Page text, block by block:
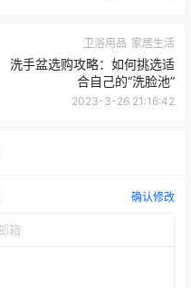
卫浴用品 家居生活
洗手盆选购攻略：如何挑选适
合自己的“洗脸池”
2023-3-26 21:16:42
确认修改